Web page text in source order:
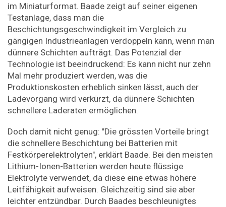
im Miniaturformat. Baade zeigt auf seiner eigenen
Testanlage, dass man die
Beschichtungsgeschwindigkeit im Vergleich zu
gängigen Industrieanlagen verdoppeln kann, wenn man
dünnere Schichten aufträgt. Das Potenzial der
Technologie ist beeindruckend: Es kann nicht nur zehn
Mal mehr produziert werden, was die
Produktionskosten erheblich sinken lässt, auch der
Ladevorgang wird verkürzt, da dünnere Schichten
schnellere Laderaten ermöglichen.
Doch damit nicht genug: "Die grössten Vorteile bringt
die schnellere Beschichtung bei Batterien mit
Festkörperelektrolyten", erklärt Baade. Bei den meisten
Lithium-​Ionen-Batterien werden heute flüssige
Elektrolyte verwendet, da diese eine etwas höhere
Leitfähigkeit aufweisen. Gleichzeitig sind sie aber
leichter entzündbar. Durch Baades beschleunigtes